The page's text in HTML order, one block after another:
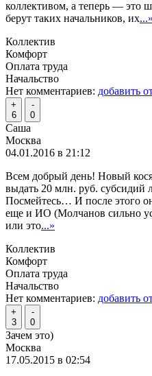
коллективом, а теперь — это
берут таких начальников, их...»
Коллектив
Комфорт
Оплата труда
Начальство
Нет комментариев: добавить
+
6
-
0
Саша
Москва
04.01.2016 в 21:12
Всем добрый день! Новый
выдать 20 млн. руб. субсидий
Посмейтесь… И после этого
еще и ИО (Молчанов сильно
или это...»
Коллектив
Комфорт
Оплата труда
Начальство
Нет комментариев: добавить
+
3
-
0
Зачем это)
Москва
17.05.2015 в 02:54